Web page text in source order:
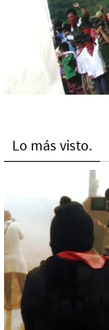
Lo más visto.